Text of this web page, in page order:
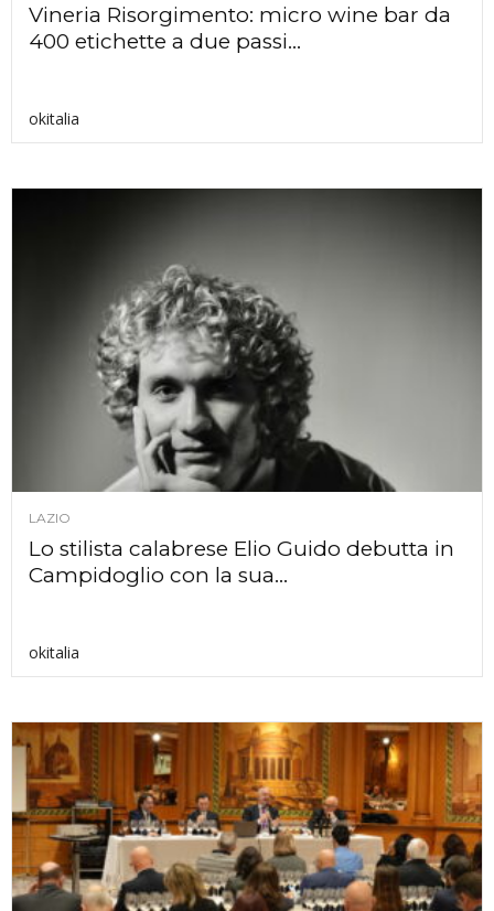
Vineria Risorgimento: micro wine bar da
400 etichette a due passi...
okitalia
LAZIO
Lo stilista calabrese Elio Guido debutta in
Campidoglio con la sua...
okitalia